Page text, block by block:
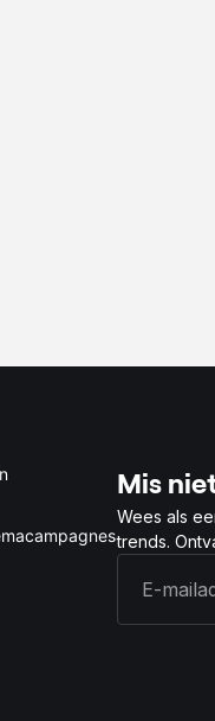
Mis
Wees als
trends.